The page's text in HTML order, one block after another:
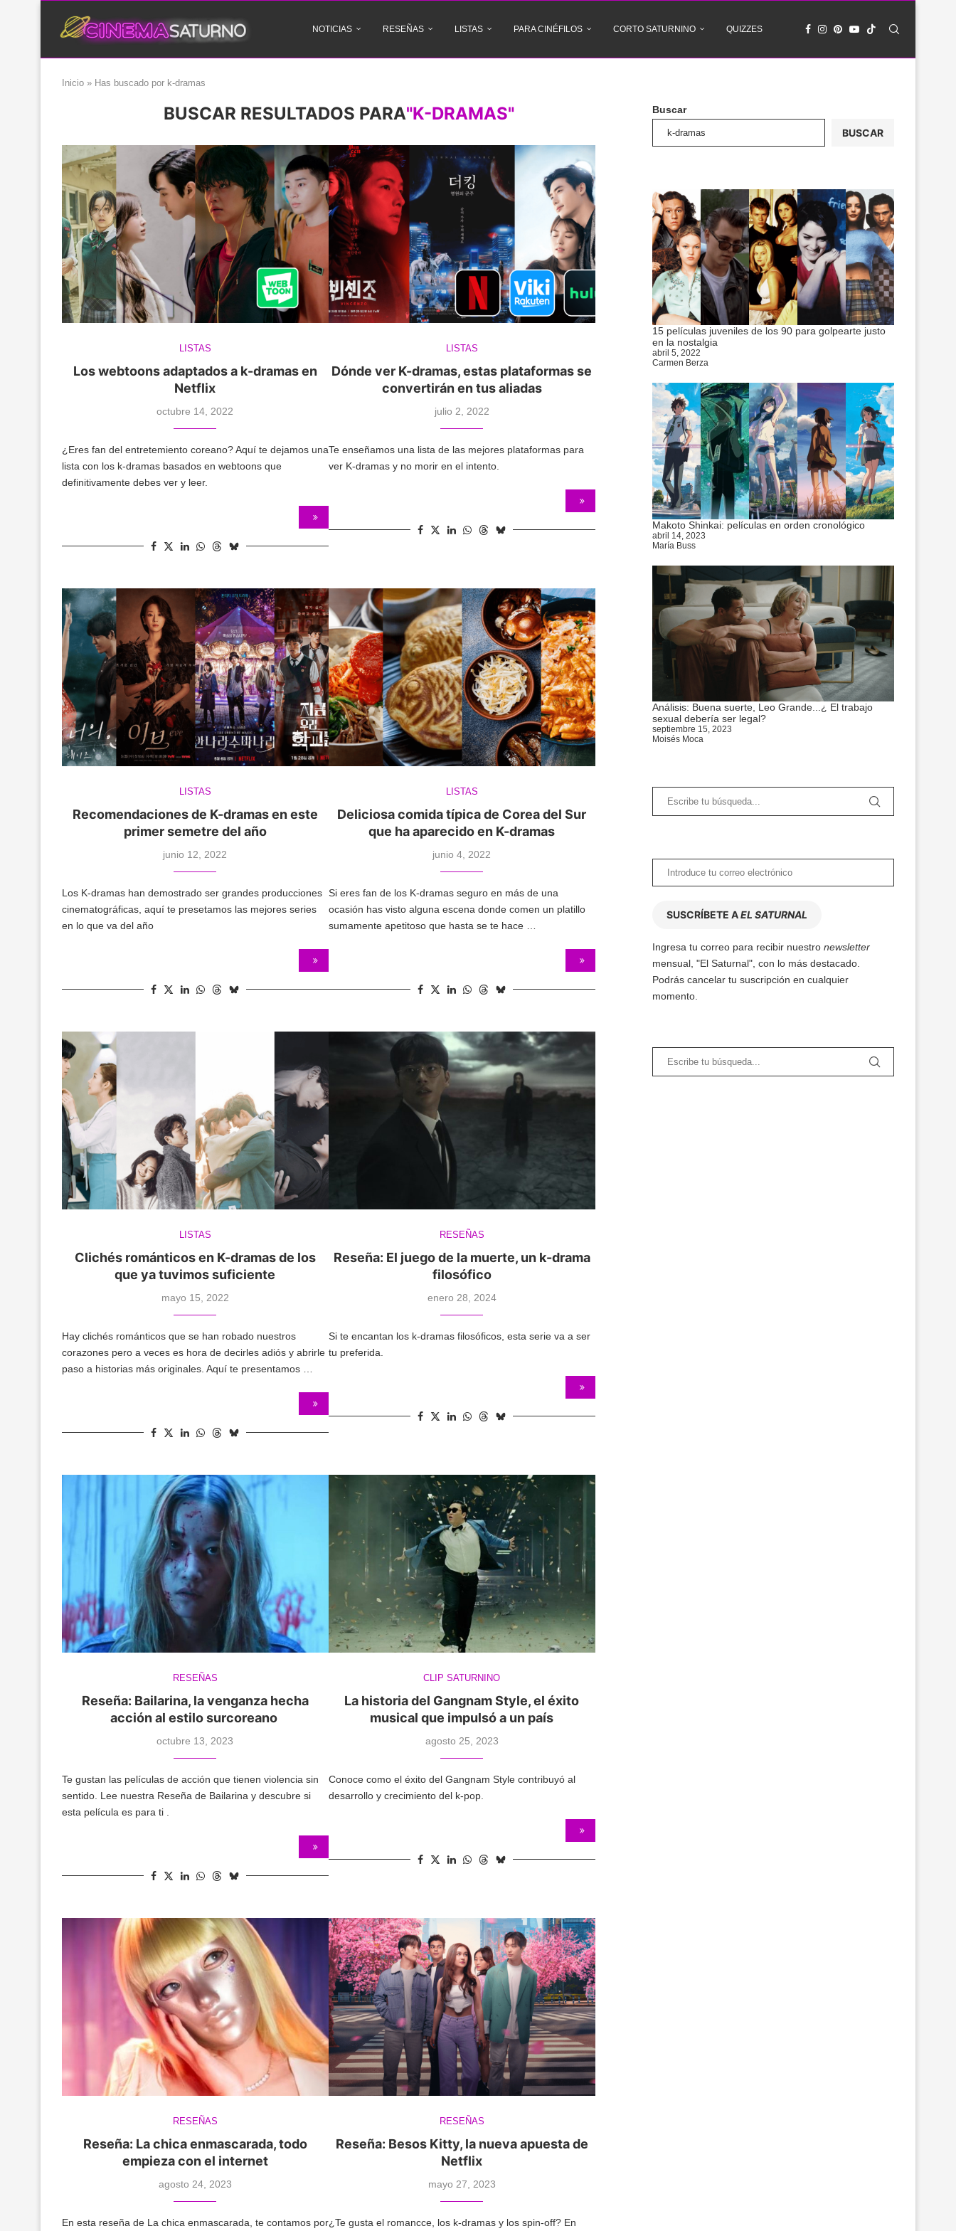
NOTICIAS RESEÑAS LISTAS PARA CINÉFILOS CORTO SATURNINO QUIZZES
Inicio » Has buscado por k-dramas
BUSCAR RESULTADOS PARA"K-DRAMAS"
LISTAS
Los webtoons adaptados a k-dramas en
Netflix
octubre 14, 2022
¿Eres fan del entretemiento coreano? Aquí te dejamos una
lista con los k-dramas basados en webtoons que
definitivamente debes ver y leer.
LISTAS
Dónde ver K-dramas, estas plataformas se
convertirán en tus aliadas
julio 2, 2022
Te enseñamos una lista de las mejores plataformas para
ver K-dramas y no morir en el intento.
LISTAS
Recomendaciones de K-dramas en este
primer semetre del año
junio 12, 2022
Los K-dramas han demostrado ser grandes producciones
cinematográficas, aquí te presetamos las mejores series
en lo que va del año
LISTAS
Deliciosa comida típica de Corea del Sur
que ha aparecido en K-dramas
junio 4, 2022
Si eres fan de los K-dramas seguro en más de una
ocasión has visto alguna escena donde comen un platillo
sumamente apetitoso que hasta se te hace …
LISTAS
Clichés románticos en K-dramas de los
que ya tuvimos suficiente
mayo 15, 2022
Hay clichés románticos que se han robado nuestros
corazones pero a veces es hora de decirles adiós y abrirle
paso a historias más originales. Aquí te presentamos …
RESEÑAS
Reseña: El juego de la muerte, un k-drama
filosófico
enero 28, 2024
Si te encantan los k-dramas filosóficos, esta serie va a ser
tu preferida.
RESEÑAS
Reseña: Bailarina, la venganza hecha
acción al estilo surcoreano
octubre 13, 2023
Te gustan las películas de acción que tienen violencia sin
sentido. Lee nuestra Reseña de Bailarina y descubre si
esta película es para ti .
CLIP SATURNINO
La historia del Gangnam Style, el éxito
musical que impulsó a un país
agosto 25, 2023
Conoce como el éxito del Gangnam Style contribuyó al
desarrollo y crecimiento del k-pop.
RESEÑAS
Reseña: La chica enmascarada, todo
empieza con el internet
agosto 24, 2023
En esta reseña de La chica enmascarada, te contamos por
RESEÑAS
Reseña: Besos Kitty, la nueva apuesta de
Netflix
mayo 27, 2023
¿Te gusta el romancce, los k-dramas y los spin-off? En
Buscar
BUSCAR
15 películas juveniles de los 90 para golpearte justo
en la nostalgia
abril 5, 2022
Carmen Berza
Makoto Shinkai: películas en orden cronológico
abril 14, 2023
María Buss
Análisis: Buena suerte, Leo Grande...¿ El trabajo
sexual debería ser legal?
septiembre 15, 2023
Moisés Moca
SUSCRÍBETE AEL SATURNAL
Ingresa tu correo para recibir nuestro newsletter
mensual, "El Saturnal", con lo más destacado.
Podrás cancelar tu suscripción en cualquier
momento.